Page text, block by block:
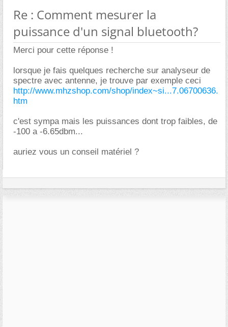
Re : Comment mesurer la
puissance d'un signal bluetooth?
Merci pour cette réponse !
lorsque je fais quelques recherche sur analyseur de
spectre avec antenne, je trouve par exemple ceci
http://www.mhzshop.com/shop/index~si...7.06700636.
htm
c'est sympa mais les puissances dont trop faibles, de
-100 a -6.65dbm...
auriez vous un conseil matériel ?